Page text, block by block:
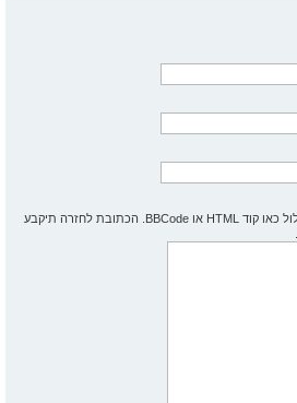
הודעה זו תשלח כטקסט נקי, אל תכלול כאו קוד HTML או BBCode. הכתובת לחזרה תיקבע